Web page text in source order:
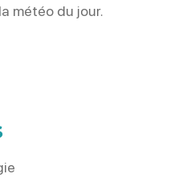
météo du jour.